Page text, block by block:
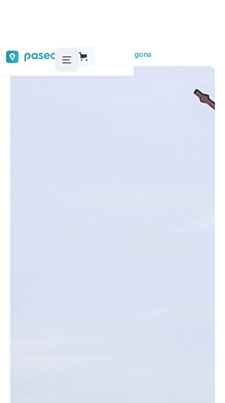
Audioguías, tours y actividades Tarragona